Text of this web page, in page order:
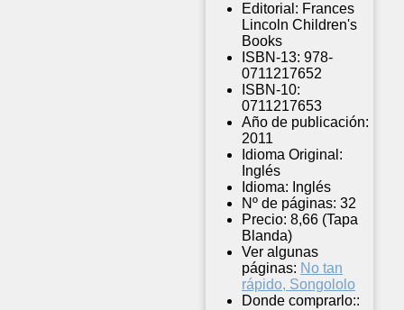
Editorial: Frances
Lincoln Children's
Books
ISBN-13: 978-
0711217652
ISBN-10:
0711217653
Año de publicación:
2011
Idioma Original:
Inglés
Idioma: Inglés
Nº de páginas: 32
Precio: 8,66 (Tapa
Blanda)
Ver algunas
páginas: No tan
rápido, Songololo
Donde comprarlo::